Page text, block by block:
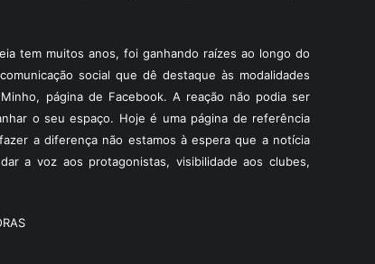
tem muitos anos, foi ganhando raízes ao longo do
social que dê destaque às modalidades
página de Facebook. A reação não podia ser
o seu espaço. Hoje é uma página de referência
a diferença não estamos à espera que a notícia
a voz aos protagonistas, visibilidade aos clubes,